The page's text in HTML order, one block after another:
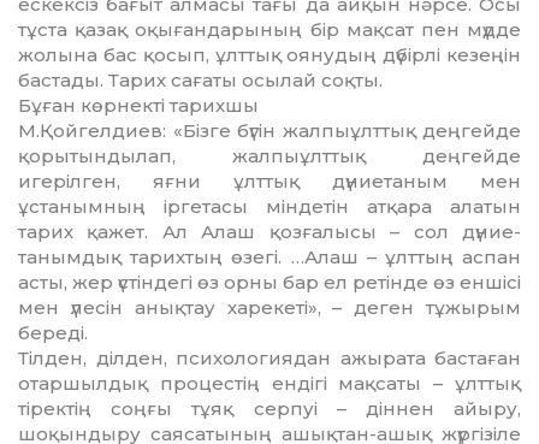
ескексіз бағыт алмасы тағы да айқын нәрсе. Осы
тұста қазақ оқығандарының бір мақсат пен мүдде
жолына бас қосып, ұлттық оянудың дүбірлі кезеңін
бастады. Тарих сағаты осылай соқты.
Бұған көрнекті тарихшы
М.Қойгелдиев: «Бізге бүгін жал­пыұлт­тық деңгейде
қорытын­дылап, жалпыұлттық деңгейде
игерілген, яғни ұлттық дүниета­ным мен
ұстанымның іргетасы міндетін атқара алатын
тарих қажет. Ал Алаш қозғалысы – сол дүние­
танымдық тарихтың өзегі. …Алаш – ұлттың аспан
асты, жер үстіндегі өз орны бар ел ретінде өз еншісі
мен үлесін анықтау харе­кеті», – деген тұжырым
береді.
Тілден, ділден, психологиядан ажырата бастаған
отаршылдық процестің ендігі мақсаты – ұлттық
тіректің соңғы тұяқ серпуі – діннен айыру,
шоқындыру саясатының ашықтан-ашық жүргізіле